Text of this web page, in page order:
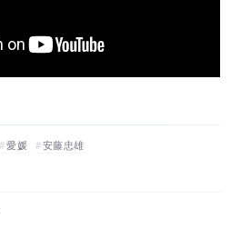
愛媛 安藤忠雄